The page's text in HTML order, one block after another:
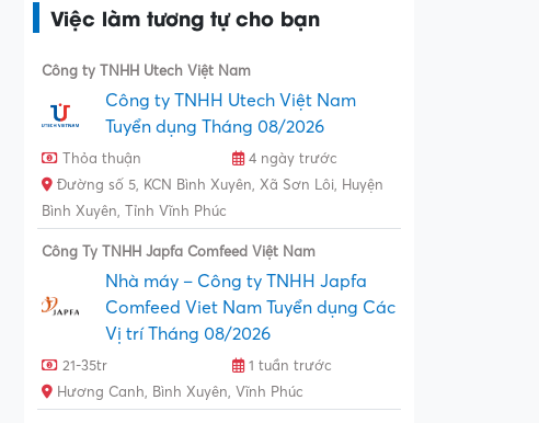
Việc làm tương tự cho bạn
Công ty TNHH Utech Việt Nam
Công ty TNHH Utech Việt Nam
Tuyển dụng Tháng 08/2026
Thỏa thuận
4 ngày trước
Đường số 5, KCN Bình Xuyên, Xã Sơn Lôi, Huyện
Bình Xuyên, Tỉnh Vĩnh Phúc
Công Ty TNHH Japfa Comfeed Việt Nam
Nhà máy – Công ty TNHH Japfa
Comfeed Viet Nam Tuyển dụng Các
Vị trí Tháng 08/2026
21-35tr
1 tuần trước
Hương Canh, Bình Xuyên, Vĩnh Phúc